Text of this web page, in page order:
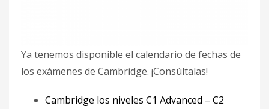
Ya tenemos disponible el calendario de fechas de
los exámenes de Cambridge. ¡Consúltalas!
Cambridge los niveles C1 Advanced – C2